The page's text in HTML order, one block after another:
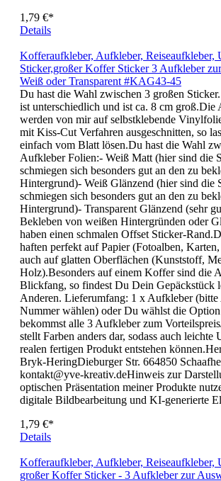
digitale Bildbearbeitung und KI-generierte
Details
Kofferaufkleber, Aufkleber, Reiseaufkleber,
Sticker,großer Koffer Sticker 3 Aufkleber
Weiß oder Transparent #KAG43-45
Du hast die Wahl zwischen 3 großen Sticker.
ist unterschiedlich und ist ca. 8 cm groß.Die
werden von mir auf selbstklebende
mit Kiss-Cut Verfahren ausgeschnitten, so
einfach vom Blatt lösen.Du hast die Wahl
Aufkleber Folien:- Weiß Matt (hier sind die
schmiegen sich besonders gut an den zu
Hintergrund)- Weiß Glänzend (hier sind die
schmiegen sich besonders gut an den zu
Hintergrund)- Transparent Glänzend (sehr
Bekleben von weißen Hintergründen oder
haben einen schmalen Offset Sticker-
haften perfekt auf Papier (Fotoalben, Karten,
auch auf glatten Oberflächen (Kunststoff,
Holz).Besonders auf einem Koffer sind die
Blickfang, so findest Du Dein Gepäckstück
Anderen. Lieferumfang: 1 x Aufkleber (bitte
Nummer wählen) oder Du wählst die
bekommst alle 3 Aufkleber zum
stellt Farben anders dar, sodass auch leichte
realen fertigen Produkt entstehen
Bryk-HeringDieburger Str. 664850
kontakt@yve-kreativ.deHinweis zur
digitale Bildbearbeitung und KI-generierte
Details